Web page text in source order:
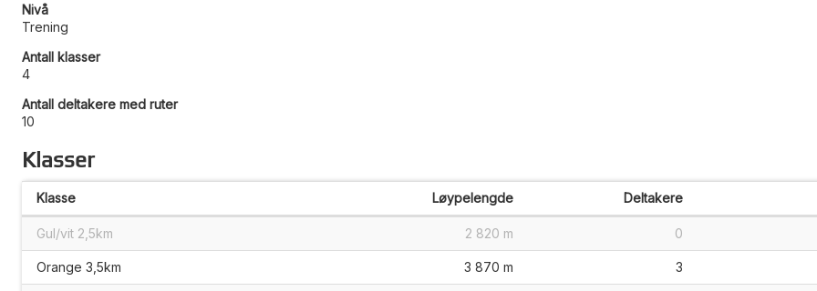
Nivå
Trening
Antall klasser
4
Antall deltakere med ruter
10
Klasser
Klasse Løypelengde Deltakere
Gul/vit 2,5km 2 820 m 0
Orange 3,5km 3 870 m 3